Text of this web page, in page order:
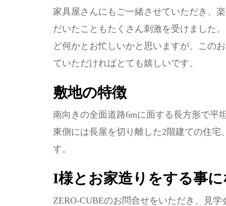
家具屋さんにもご一緒させていただき、
だいたこともたくさん刺激を受けました
ど何かとお忙しいかと思いますが、この
ていただければとても嬉しいです。
敷地の特徴
南向きの全面道路6mに面する長方形で平
東側には長屋を切り離した2階建ての住
す。
I様とお家造りをする事
ZERO-CUBEのお問合せをいただき、見